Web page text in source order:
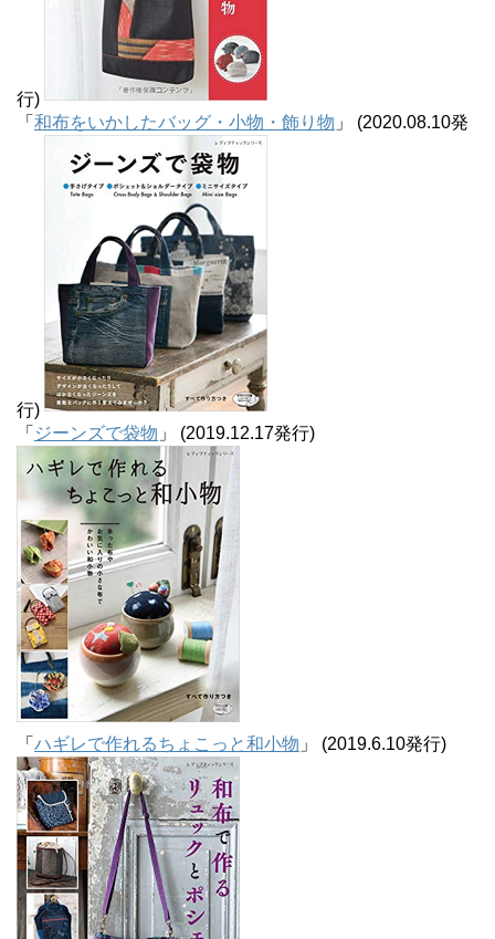
行)
「 和布をいかしたバッグ・小物・飾り物 」 (2020.08.10発
行)
「 ジーンズで袋物 」 (2019.12.17発行)
「 ハギレで作れるちょこっと和小物 」 (2019.6.10発行)